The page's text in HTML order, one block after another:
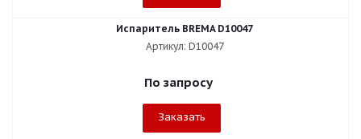
Испаритель BREMA D10047
Артикул: D10047
По запросу
Заказать